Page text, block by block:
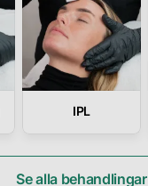
IPL
Se alla behandlingar